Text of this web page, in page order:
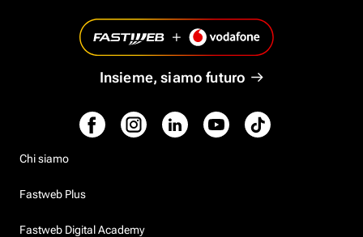
Insieme, siamo futuro
Chi siamo
Fastweb Plus
Fastweb Digital Academy